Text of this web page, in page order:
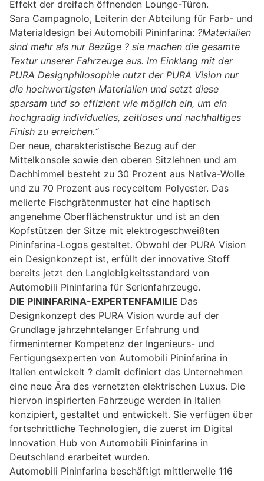
Effekt der dreifach öffnenden Lounge-Türen.
Sara Campagnolo, Leiterin der Abteilung für Farb- und
Materialdesign bei Automobili Pininfarina: ?Materialien
sind mehr als nur Bezüge ? sie machen die gesamte
Textur unserer Fahrzeuge aus. Im Einklang mit der
PURA Designphilosophie nutzt der PURA Vision nur
die hochwertigsten Materialien und setzt diese
sparsam und so effizient wie möglich ein, um ein
hochgradig individuelles, zeitloses und nachhaltiges
Finish zu erreichen.“
Der neue, charakteristische Bezug auf der
Mittelkonsole sowie den oberen Sitzlehnen und am
Dachhimmel besteht zu 30 Prozent aus Nativa-Wolle
und zu 70 Prozent aus recyceltem Polyester. Das
melierte Fischgrätenmuster hat eine haptisch
angenehme Oberflächenstruktur und ist an den
Kopfstützen der Sitze mit elektrogeschweißten
Pininfarina-Logos gestaltet. Obwohl der PURA Vision
ein Designkonzept ist, erfüllt der innovative Stoff
bereits jetzt den Langlebigkeitsstandard von
Automobili Pininfarina für Serienfahrzeuge.
DIE PININFARINA-EXPERTENFAMILIE Das
Designkonzept des PURA Vision wurde auf der
Grundlage jahrzehntelanger Erfahrung und
firmeninterner Kompetenz der Ingenieurs- und
Fertigungsexperten von Automobili Pininfarina in
Italien entwickelt ? damit definiert das Unternehmen
eine neue Ära des vernetzten elektrischen Luxus. Die
hiervon inspirierten Fahrzeuge werden in Italien
konzipiert, gestaltet und entwickelt. Sie verfügen über
fortschrittliche Technologien, die zuerst im Digital
Innovation Hub von Automobili Pininfarina in
Deutschland erarbeitet wurden.
Automobili Pininfarina beschäftigt mittlerweile 116